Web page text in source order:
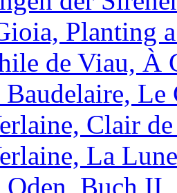
Planting
de Viau, À
Baudelaire,
Clair
La
Oden, Buch II,